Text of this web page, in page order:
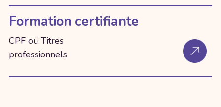
Formation certifiante
CPF ou Titres
professionnels